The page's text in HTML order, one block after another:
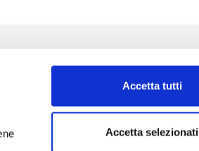
Accetta tutti
Accetta selezionati
Malattie dalla A alla Z
Salute dalla A alla Z